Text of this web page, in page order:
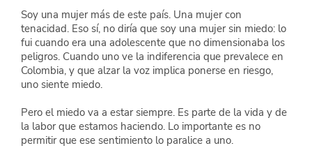
Soy una mujer más de este país. Una mujer con
tenacidad. Eso sí, no diría que soy una mujer sin miedo: lo
fui cuando era una adolescente que no dimensionaba los
peligros. Cuando uno ve la indiferencia que prevalece en
Colombia, y que alzar la voz implica ponerse en riesgo,
uno siente miedo.
Pero el miedo va a estar siempre. Es parte de la vida y de
la labor que estamos haciendo. Lo importante es no
permitir que ese sentimiento lo paralice a uno.